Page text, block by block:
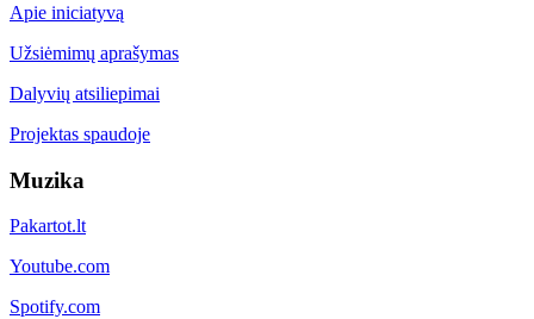
Apie iniciatyvą
Užsiėmimų aprašymas
Dalyvių atsiliepimai
Projektas spaudoje
Muzika
Pakartot.lt
Youtube.com
Spotify.com